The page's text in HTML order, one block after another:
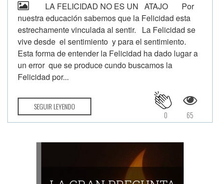
LA FELICIDAD NO ES UN ATAJO Por
nuestra educación sabemos que la Felicidad esta
estrechamente vinculada al sentir. La Felicidad se
vive desde el sentimiento y para el sentimiento.
Esta forma de entender la Felicidad ha dado lugar a
un error que se produce cundo buscamos la
Felicidad por...
SEGUIR LEYENDO
65
0